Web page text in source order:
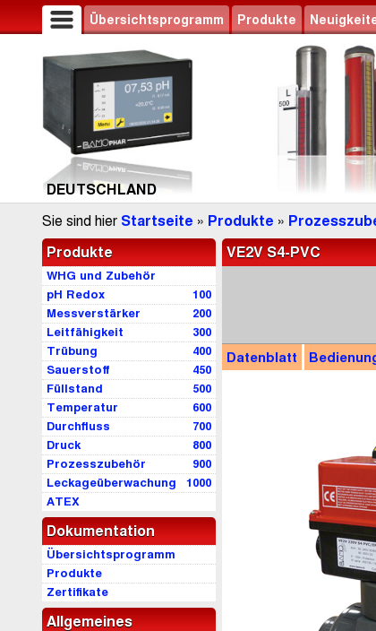
Übersichtsprogramm Produkte
DEUTSCHLAND
Sie sind hier Startseite » Produkte »
Produkte
WHG und Zubehör
100
pH Redox
200
Messverstärker
300
Leitfähigkeit
400
Trübung
450
Sauerstoff
500
Füllstand
600
Temperatur
700
Durchfluss
800
Druck
900
Prozesszubehör
1000
Leckageüberwachung
ATEX
Dokumentation
Übersichtsprogramm
Produkte
Zertifikate
Allgemeines
VE2V S4-PVC
Datenblatt